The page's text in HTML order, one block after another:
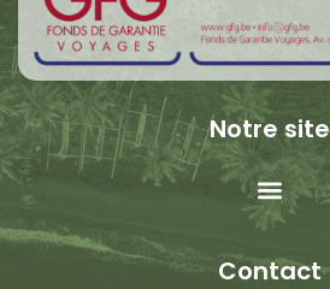
Notre site
Contact